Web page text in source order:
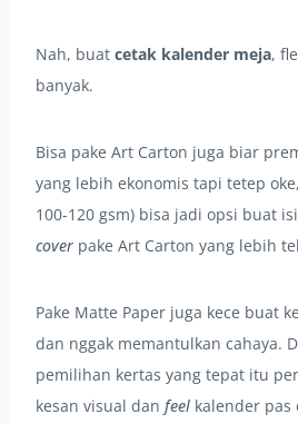
Nah, buat cetak kalender meja,
banyak.
Bisa pake Art Carton juga biar
yang lebih ekonomis tapi tetep
100-120 gsm) bisa jadi opsi buat
cover pake Art Carton yang lebih
Pake Matte Paper juga kece buat
dan nggak memantulkan cahaya.
pemilihan kertas yang tepat itu
kesan visual dan feel kalender pas